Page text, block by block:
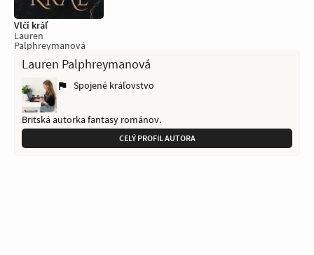
Vlčí kráľ
Lauren
Palphreymanová
Lauren Palphreymanová
Spojené kráľovstvo
Britská autorka fantasy románov.
CELÝ PROFIL AUTORA